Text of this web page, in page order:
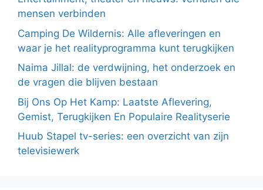
mensen verbinden
Camping De Wildernis: Alle afleveringen en
waar je het realityprogramma kunt terugkijken
Naima Jillal: de verdwijning, het onderzoek en
de vragen die blijven bestaan
Bij Ons Op Het Kamp: Laatste Aflevering,
Gemist, Terugkijken En Populaire Realityserie
Huub Stapel tv-series: een overzicht van zijn
televisiewerk